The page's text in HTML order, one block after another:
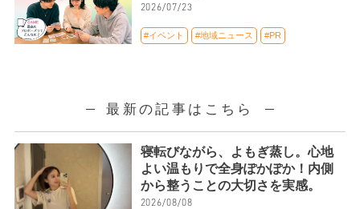
2026/07/23
#イベント #地域ニュース #PR
最新の記事はこちら
寝転びながら、よもぎ蒸し。心地
よい温もりで全身ぽかぽか！内側
から整うことの大切さを実感。
2026/08/08